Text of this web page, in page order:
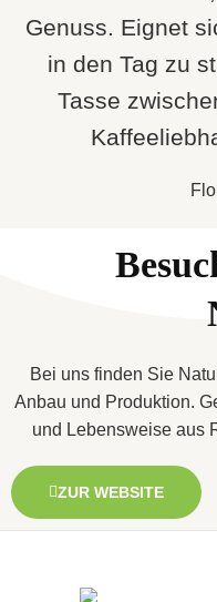
Genuss. Eignet
in den Tag zu
Tasse
Bei uns finden Sie
Anbau und Produktion.
und Lebensweise aus
ZUR WEBSITE